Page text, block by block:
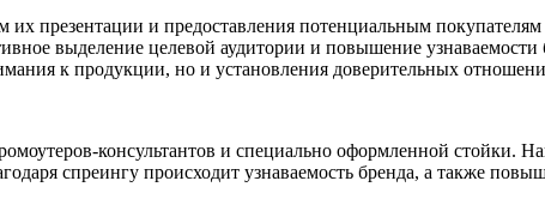
презентации и предоставления потенциальным
выделение целевой аудитории и повышение
к продукции, но и установления доверительных
консультантов и специально оформленной стойки.
спреингу происходит узнаваемость бренда, а также